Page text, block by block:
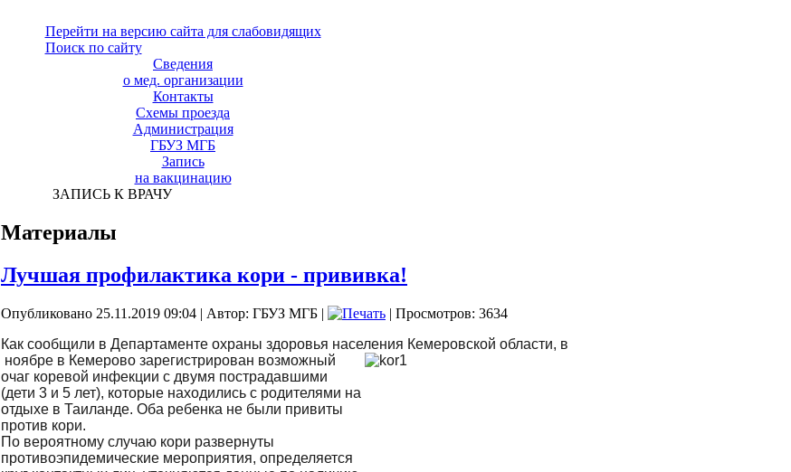
Перейти на версию сайта для слабовидящих
Поиск по сайту
Сведения
о мед. организации
Контакты
Схемы проезда
Администрация
ГБУЗ МГБ
Запись
на вакцинацию
ЗАПИСЬ К ВРАЧУ
Материалы
Лучшая профилактика кори - прививка!
Опубликовано 25.11.2019 09:04 | Автор: ГБУЗ МГБ |
| Просмотров: 3634
Как сообщили в Департаменте охраны здоровья населения Кемеровской области, в
ноябре в Кемерово зарегистрирован возможный
очаг коревой инфекции с двумя пострадавшими
(дети 3 и 5 лет), которые находились с родителями на
отдыхе в Таиланде. Оба ребенка не были привиты
против кори.
По вероятному случаю кори развернуты
противоэпидемические мероприятия, определяется